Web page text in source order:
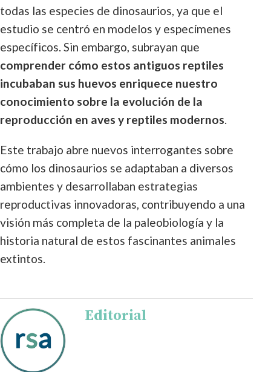
todas las especies de dinosaurios, ya que el
estudio se centró en modelos y especímenes
específicos. Sin embargo, subrayan que
comprender cómo estos antiguos reptiles
incubaban sus huevos enriquece nuestro
conocimiento sobre la evolución de la
reproducción en aves y reptiles modernos.
Este trabajo abre nuevos interrogantes sobre
cómo los dinosaurios se adaptaban a diversos
ambientes y desarrollaban estrategias
reproductivas innovadoras, contribuyendo a una
visión más completa de la paleobiología y la
historia natural de estos fascinantes animales
extintos.
Editorial